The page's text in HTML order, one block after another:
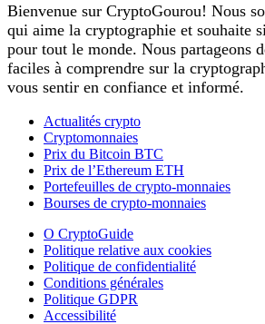
Bienvenue sur CryptoGourou! Nous
qui aime la cryptographie et souhaite
pour tout le monde. Nous partageons
faciles à comprendre sur la
vous sentir en confiance et informé.
Actualités crypto
Cryptomonnaies
Prix du Bitcoin BTC
Prix de l’Ethereum ETH
Portefeuilles de crypto-monnaies
Bourses de crypto-monnaies
O CryptoGuide
Politique relative aux cookies
Politique de confidentialité
Conditions générales
Politique GDPR
Accessibilité